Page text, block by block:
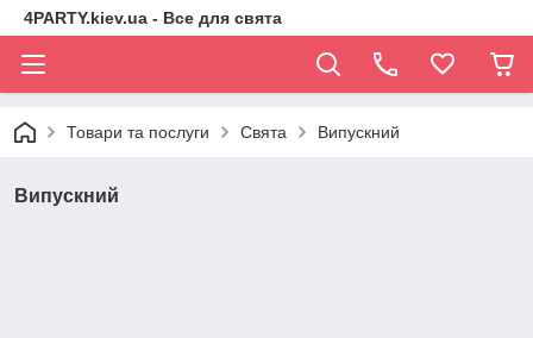
4PARTY.kiev.ua - Все для свята
Товари та послуги Свята Випускний
Випускний